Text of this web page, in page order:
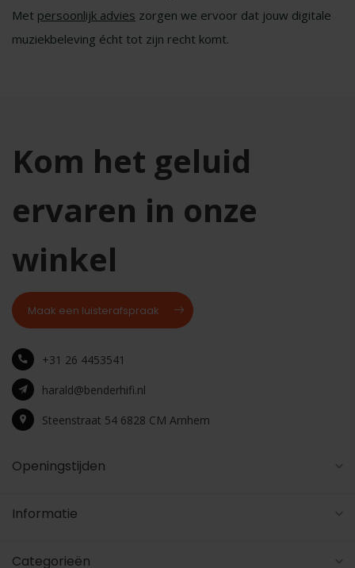
Met persoonlijk advies zorgen we ervoor dat jouw digitale
muziekbeleving écht tot zijn recht komt.
Kom het geluid
ervaren in onze
winkel
Maak een luisterafspraak
+31 26 4453541
harald@benderhifi.nl
Steenstraat 54 6828 CM Arnhem
Openingstijden
Informatie
Categorieën